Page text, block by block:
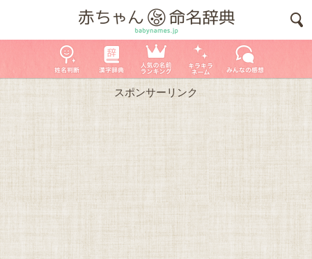
スポンサーリンク